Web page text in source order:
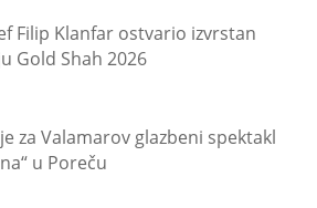
Filip Klanfar ostvario izvrstan
Gold Shah 2026
za Valamarov glazbeni spektakl
u Poreču